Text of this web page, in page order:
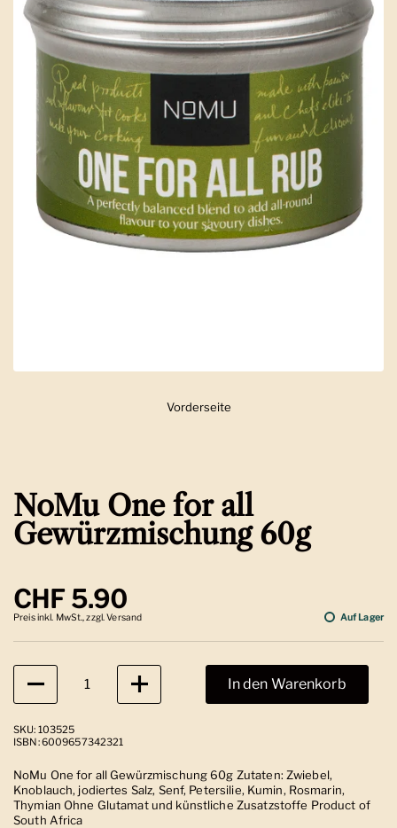
Zeige Folie 1
Vorderseite
NoMu One for all
Gewürzmischung 60g
Regulärer Preis
CHF 5.90
Preis inkl. MwSt., zzgl. Versand Auf Lager
Anzahl
In den Warenkorb
SKU: 103525
ISBN: 6009657342321
NoMu One for all Gewürzmischung 60g Zutaten: Zwiebel,
Knoblauch, jodiertes Salz, Senf, Petersilie, Kumin, Rosmarin,
Thymian Ohne Glutamat und künstliche Zusatzstoffe Product of
South Africa